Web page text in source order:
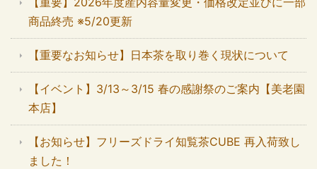
商品終売 ※5/20更新
【重要なお知らせ】日本茶を取り巻く現状について
【イベント】3/13～3/15 春の感謝祭のご案内【美老園
本店】
【お知らせ】フリーズドライ知覧茶CUBE 再入荷致し
ました！